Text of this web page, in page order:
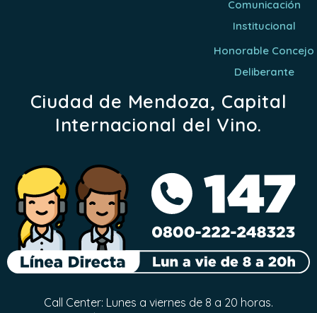
Comunicación
Institucional
Honorable Concejo
Deliberante
Ciudad de Mendoza, Capital
Internacional del Vino.
Call Center: Lunes a viernes de 8 a 20 horas.